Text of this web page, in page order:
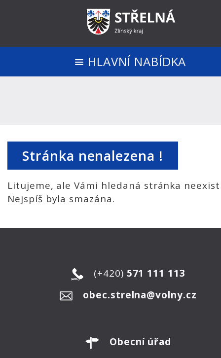
HLAVNÍ NABÍDKA
Stránka nenalezena !
Litujeme, ale Vámi hledaná stránka
Nejspíš byla smazána.
(+420) 571 111 113
obec.strelna@volny.cz
Obecní úřad